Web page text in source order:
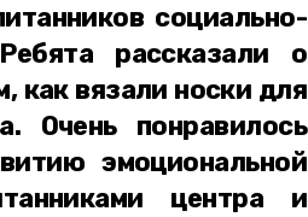
социально-
рассказали о
как вязали носки для
Очень понравилось
эмоциональной
центра и